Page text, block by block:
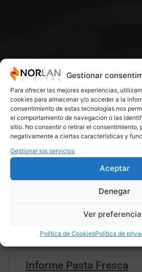
Gestionar
Para ofrecer las mejores experiencias,
cookies para almacenar y/o acceder a la
consentimiento de estas tecnologías nos
el comportamiento de navegación o las
sitio. No consentir o retirar el consentimiento,
negativamente a ciertas características y
Gestionar los servicios
Aceptar
Denegar
Ver
Política de CookiesPolítica de
Informe Nara
Imprimir / Guardar como PDF
Digital Análisis de Viabilidad –
No hay comentarios
Informe Pasta Fresca